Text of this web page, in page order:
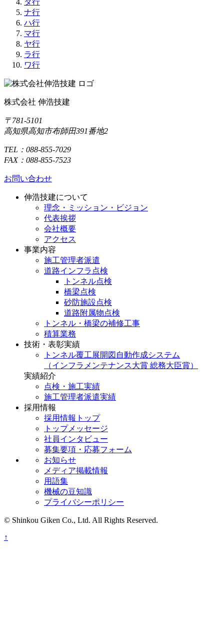
ナ行
ハ行
マ行
ヤ行
ラ行
ワ行
株式会社 伸浩技建
〒781-5101
高知県高知市布師田391番地2
TEL：088-855-7029
FAX：088-855-7523
お問い合わせ
伸浩技建について
理念・ミッション・ビジョン
代表挨拶
会社概要
アクセス
事業内容
施工管理者派遣
道路インフラ点検
トンネル点検
橋梁点検
砂防施設点検
道路附属物点検
トンネル・橋梁の補修工事
積算業務
技術・表彰実績
トンネル覆工展開図自動作成システム
（インフラメンテナンス大賞 総務大臣賞）
実績紹介
点検・施工実績
施工管理者派遣実績
採用情報
採用情報トップ
トップメッセージ
社員インタビュー
募集要項・応募フォーム
お知らせ
メディア掲載情報
用語集
機械の豆知識
プライバシーポリシー
© Shinkou Giken Co., Ltd. All Rights Reserved.
↑